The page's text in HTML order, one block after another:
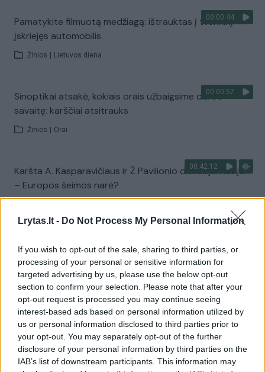
Lrytas.lt - Do Not Process My Personal Information
If you wish to opt-out of the sale, sharing to third parties, or
processing of your personal or sensitive information for
targeted advertising by us, please use the below opt-out
section to confirm your selection. Please note that after your
opt-out request is processed you may continue seeing
interest-based ads based on personal information utilized by
us or personal information disclosed to third parties prior to
your opt-out. You may separately opt-out of the further
disclosure of your personal information by third parties on the
IAB’s list of downstream participants. This information may
00:00:44
Pamatykite filmuotą medžiagą: ištrauktas į tvenkinį
įskriejęs automobilis
Žinios Lietuvos diena
00:00:57
Sinoptikai atsakė, kokiais orais užbaigsime darbo
savaitę: karščiai atsitrauks
Žinios Orai
00:42:12
Karšta A. Kasparavičiaus ir Ž Pavilionio diskusija: Rusija
– Europos šeimos narė?
Žiūrimiausi įrašai
00:00:30
Vaizdai iš tragiškos avarijos Vilniaus r.: dviejų moterų ir
vaiko gyvybių išgelbėti nepavyko